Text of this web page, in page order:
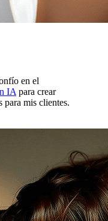
en el
IA para crear
para mis clientes.